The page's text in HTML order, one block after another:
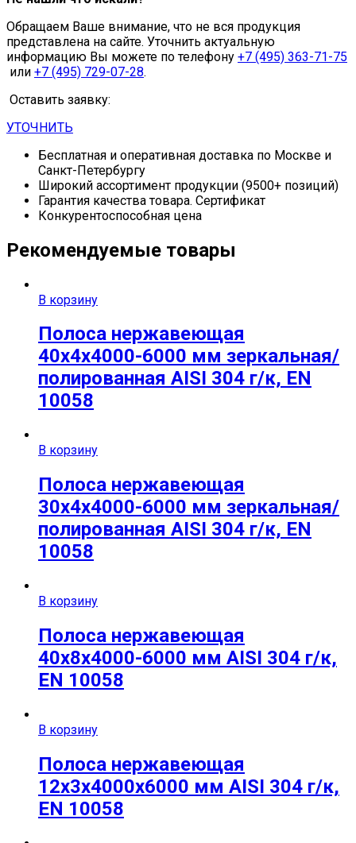
Обращаем Ваше внимание, что не вся продукция
представлена на сайте. Уточнить актуальную
информацию Вы можете по телефону +7 (495) 363-71-75
или +7 (495) 729-07-28.
Оставить заявку:
УТОЧНИТЬ
Бесплатная и оперативная доставка по Москве и
Санкт-Петербургу
Широкий ассортимент продукции (9500+ позиций)
Гарантия качества товара. Сертификат
Конкурентоспособная цена
Рекомендуемые товары
В корзину
Полоса нержавеющая
40х4х4000-6000 мм зеркальная/
полированная AISI 304 г/к, EN
10058
В корзину
Полоса нержавеющая
30х4х4000-6000 мм зеркальная/
полированная AISI 304 г/к, EN
10058
В корзину
Полоса нержавеющая
40х8х4000-6000 мм AISI 304 г/к,
EN 10058
В корзину
Полоса нержавеющая
12х3х4000х6000 мм AISI 304 г/к,
EN 10058